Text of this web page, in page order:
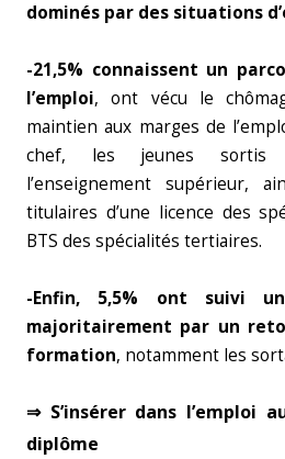
dominés par des situations
-21,5% connaissent un
l’emploi, ont vécu le
maintien aux marges de
chef, les jeunes sortis
l’enseignement supérieur,
titulaires d’une licence des
BTS des spécialités tertiaires.
-Enfin, 5,5% ont suivi
majoritairement par un
formation, notamment les
⇒ S’insérer dans l’emploi
diplôme